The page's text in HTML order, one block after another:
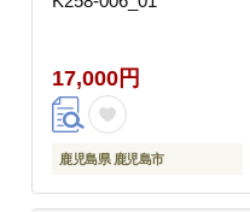
17,000円
鹿児島県 鹿児島市